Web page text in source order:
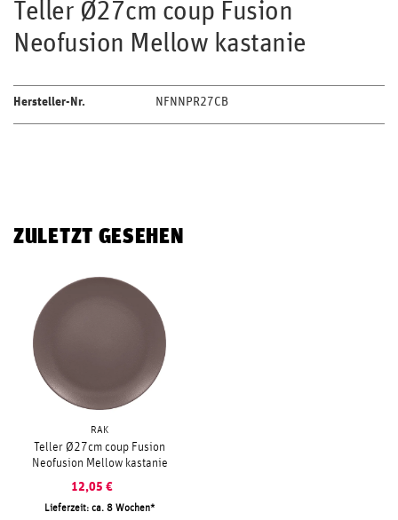
Teller Ø27cm coup Fusion
Neofusion Mellow kastanie
Hersteller-Nr. NFNNPR27CB
ZULETZT GESEHEN
RAK
Teller Ø27cm coup Fusion
Neofusion Mellow kastanie
12,05 €
Lieferzeit: ca. 8 Wochen